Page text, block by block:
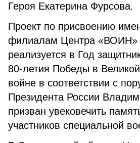
Героя Екатерина Фурсова.
Проект по присвоению
филиалам Центра «ВОИН»
реализуется в Год
80-летия Победы в
войне в соответствии с
Президента России
призван увековечить
участников специальной